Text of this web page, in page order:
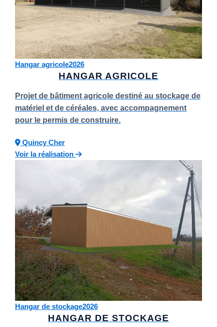
Hangar agricole2026
HANGAR AGRICOLE
Projet de bâtiment agricole destiné au stockage de
matériel et de céréales, avec accompagnement
pour le permis de construire.
QuincyCher
Voir la réalisation
Hangar de stockage2026
HANGAR DE STOCKAGE